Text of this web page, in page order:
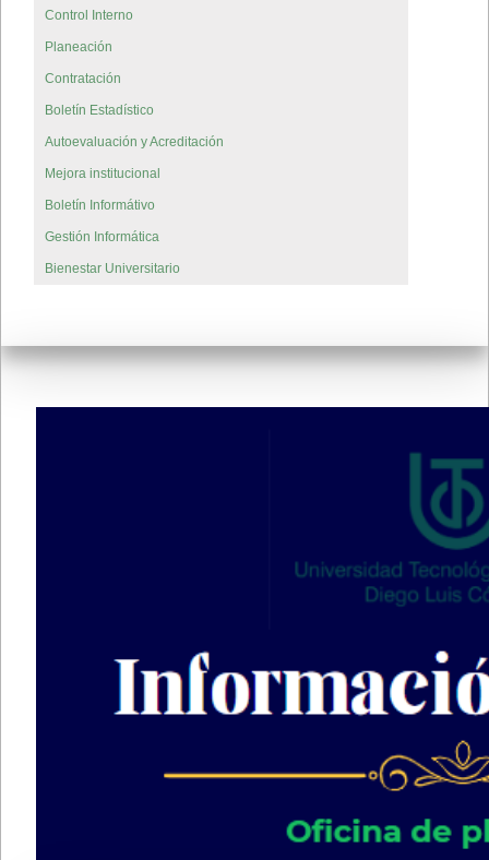
Control Interno
Planeación
Contratación
Boletín Estadístico
Autoevaluación y Acreditación
Mejora institucional
Boletín Informátivo
Gestión Informática
Bienestar Universitario